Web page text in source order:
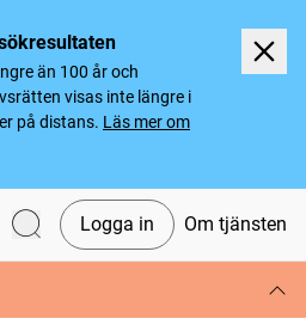
än 100 år och
visas inte längre i
på distans. Läs mer om
Logga in Om tjänsten